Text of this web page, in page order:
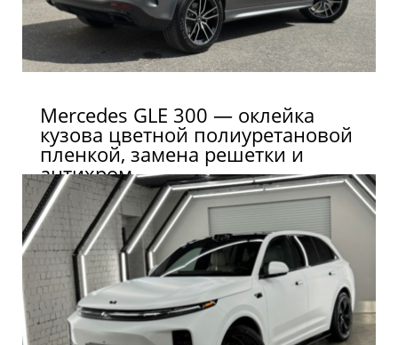
Mercedes GLE 300 — оклейка
кузова цветной полиуретановой
пленкой, замена решетки и
антихром